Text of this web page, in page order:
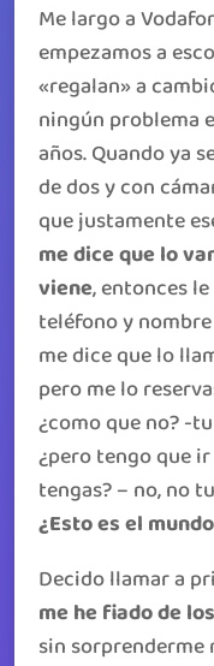
Me largo a
empezamos a
«regalan» a
ningún problema
años. Quando ya
de dos y con
que justamente
me dice que lo
viene, entonces
teléfono y
me dice que lo
pero me lo
¿como que no? -
¿pero tengo que
tengas? – no, no
¿Esto es el
Decido llamar a
me he fiado de
sin sorprenderme